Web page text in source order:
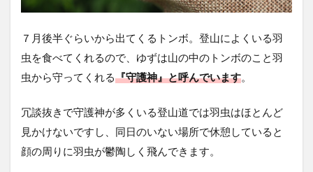
７月後半ぐらいから出てくるトンボ。登山によくいる羽
虫を食べてくれるので、ゆずは山の中のトンボのこと羽
虫から守ってくれる『守護神』と呼んでいます。
冗談抜きで守護神が多くいる登山道では羽虫はほとんど
見かけないですし、同日のいない場所で休憩していると
顔の周りに羽虫が鬱陶しく飛んできます。